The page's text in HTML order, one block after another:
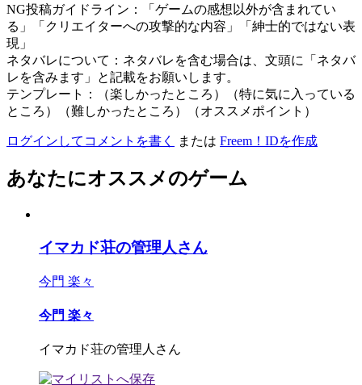
NG投稿ガイドライン：「ゲームの感想以外が含まれてい
る」「クリエイターへの攻撃的な内容」「紳士的ではない表
現」
ネタバレについて：ネタバレを含む場合は、文頭に「ネタバ
レを含みます」と記載をお願いします。
テンプレート：（楽しかったところ）（特に気に入っている
ところ）（難しかったところ）（オススメポイント）
ログインしてコメントを書く または Freem！IDを作成
あなたにオススメのゲーム
イマカド荘の管理人さん
今門 楽々
今門 楽々
イマカド荘の管理人さん